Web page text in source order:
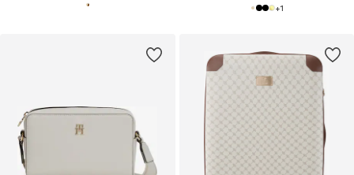
+1